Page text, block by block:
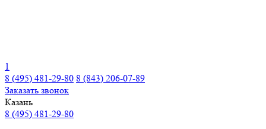
1
8 (495) 481-29-80 8 (843) 206-07-89
Заказать звонок
Казань
8 (495) 481-29-80